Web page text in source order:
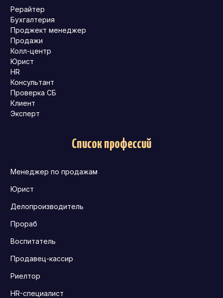
Рерайтер
Бухгалтерия
Проджект менеджер
Продажи
Колл-центр
Юрист
HR
Консультант
Проверка СБ
Клиент
Эксперт
Список профессий
Менеджер по продажам
Юрист
Делопроизводитель
Прораб
Воспитатель
Продавец-кассир
Риелтор
HR-специалист